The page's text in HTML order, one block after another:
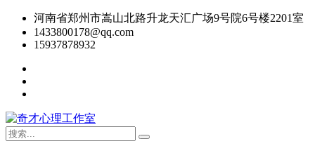
河南省郑州市嵩山北路升龙天汇广场9号院6号楼2201室
1433800178@qq.com
15937878932